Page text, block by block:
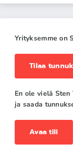
Yrityksemme on
Tilaa
En ole vielä
ja saada
Avaa tili